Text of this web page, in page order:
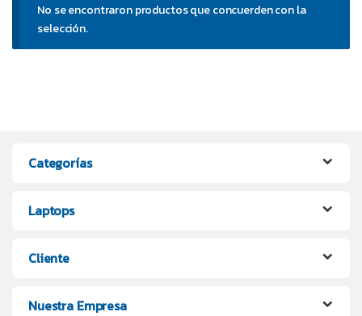
No se encontraron productos que concuerden con la
selección.
Categorías
Laptops
Cliente
Nuestra Empresa